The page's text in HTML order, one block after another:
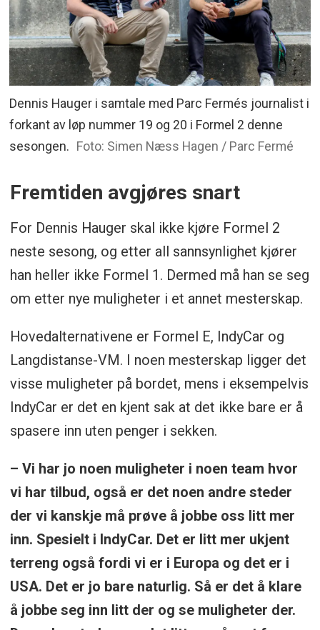
Dennis Hauger i samtale med Parc Fermés journalist i
forkant av løp nummer 19 og 20 i Formel 2 denne
sesongen. Foto: Simen Næss Hagen / Parc Fermé
Fremtiden avgjøres snart
For Dennis Hauger skal ikke kjøre Formel 2
neste sesong, og etter all sannsynlighet kjører
han heller ikke Formel 1. Dermed må han se seg
om etter nye muligheter i et annet mesterskap.
Hovedalternativene er Formel E, IndyCar og
Langdistanse-VM. I noen mesterskap ligger det
visse muligheter på bordet, mens i eksempelvis
IndyCar er det en kjent sak at det ikke bare er å
spasere inn uten penger i sekken.
– Vi har jo noen muligheter i noen team hvor
vi har tilbud, også er det noen andre steder
der vi kanskje må prøve å jobbe oss litt mer
inn. Spesielt i IndyCar. Det er litt mer ukjent
terreng også fordi vi er i Europa og det er i
USA. Det er jo bare naturlig. Så er det å klare
å jobbe seg inn litt der og se muligheter der.